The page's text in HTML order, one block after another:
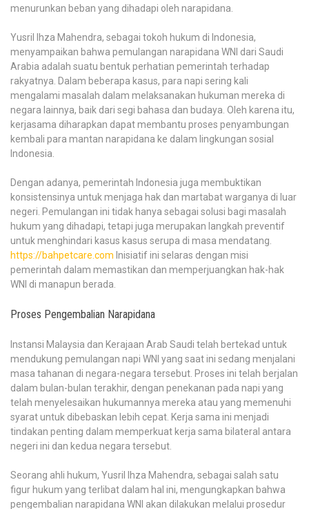
menurunkan beban yang dihadapi oleh narapidana.
Yusril Ihza Mahendra, sebagai tokoh hukum di Indonesia,
menyampaikan bahwa pemulangan narapidana WNI dari Saudi
Arabia adalah suatu bentuk perhatian pemerintah terhadap
rakyatnya. Dalam beberapa kasus, para napi sering kali
mengalami masalah dalam melaksanakan hukuman mereka di
negara lainnya, baik dari segi bahasa dan budaya. Oleh karena itu,
kerjasama diharapkan dapat membantu proses penyambungan
kembali para mantan narapidana ke dalam lingkungan sosial
Indonesia.
Dengan adanya, pemerintah Indonesia juga membuktikan
konsistensinya untuk menjaga hak dan martabat warganya di luar
negeri. Pemulangan ini tidak hanya sebagai solusi bagi masalah
hukum yang dihadapi, tetapi juga merupakan langkah preventif
untuk menghindari kasus kasus serupa di masa mendatang.
https://bahpetcare.com Inisiatif ini selaras dengan misi
pemerintah dalam memastikan dan memperjuangkan hak-hak
WNI di manapun berada.
Proses Pengembalian Narapidana
Instansi Malaysia dan Kerajaan Arab Saudi telah bertekad untuk
mendukung pemulangan napi WNI yang saat ini sedang menjalani
masa tahanan di negara-negara tersebut. Proses ini telah berjalan
dalam bulan-bulan terakhir, dengan penekanan pada napi yang
telah menyelesaikan hukumannya mereka atau yang memenuhi
syarat untuk dibebaskan lebih cepat. Kerja sama ini menjadi
tindakan penting dalam memperkuat kerja sama bilateral antara
negeri ini dan kedua negara tersebut.
Seorang ahli hukum, Yusril Ihza Mahendra, sebagai salah satu
figur hukum yang terlibat dalam hal ini, mengungkapkan bahwa
pengembalian narapidana WNI akan dilakukan melalui prosedur